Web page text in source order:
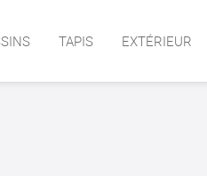
TAPIS EXTÉRIEUR